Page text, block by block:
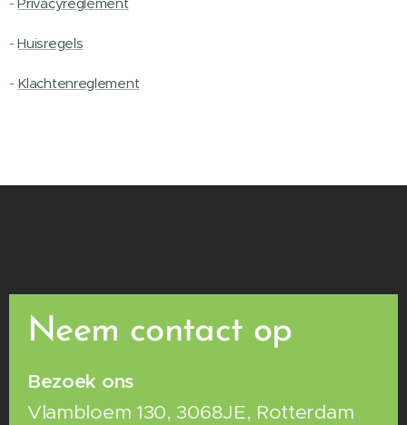
-Huisregels
- Klachtenreglement
Neem contact op
Bezoek ons
Vlambloem 130, 3068JE, Rotterdam